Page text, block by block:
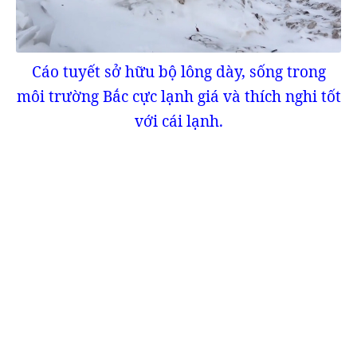
Cáo tuyết sở hữu bộ lông dày, sống trong
môi trường Bắc cực lạnh giá và thích nghi tốt
với cái lạnh.